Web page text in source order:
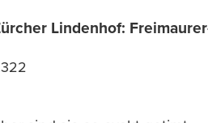
Lindenhof: